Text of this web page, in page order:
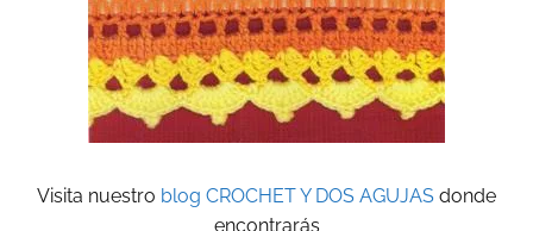
Visita nuestro blog CROCHET Y DOS AGUJAS donde
encontrarás